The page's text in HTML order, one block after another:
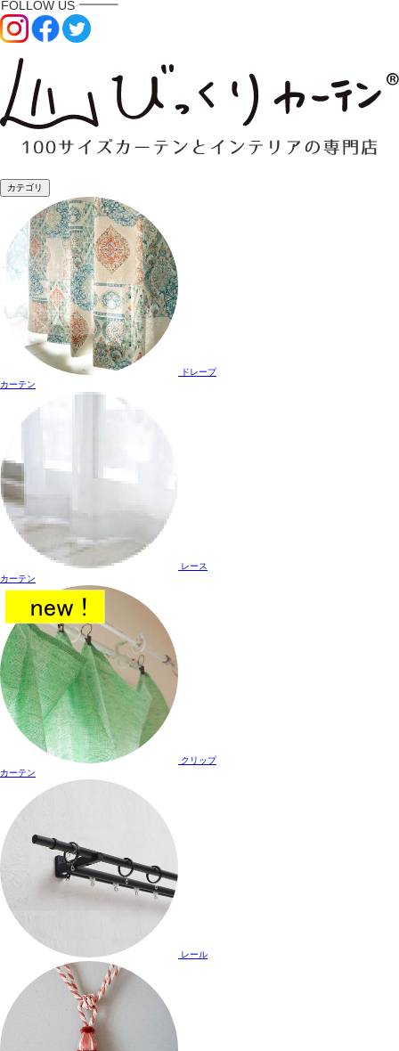
カテゴリ
ドレープ
カーテン
レース
カーテン
クリップ
カーテン
レール